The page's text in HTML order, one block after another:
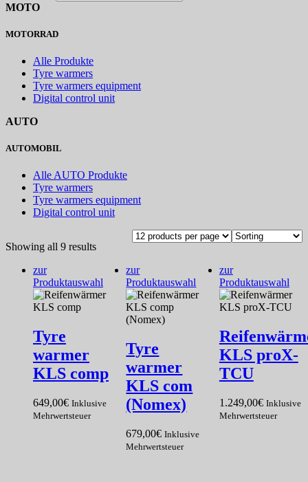
MOTO
MOTORRAD
Alle Produkte
Tyre warmers
Tyre warmers equipment
Digital control unit
AUTO
AUTOMOBIL
Alle AUTO Produkte
Tyre warmers
Tyre warmers equipment
Digital control unit
Showing all 9 results
zur
Produktauswahl
Tyre
warmer
KLS comp
649,00€ Inklusive
Mehrwertsteuer
zur
Produktauswahl
Tyre
warmer
KLS com
(Nomex)
679,00€ Inklusive
Mehrwertsteuer
zur
Produktauswahl
KLS proX-
TCU
1.249,00€ Inklusive
Mehrwertsteuer